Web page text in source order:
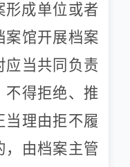
成单位或者
案馆开展档案
应当共同负责
不得拒绝、推
当理由拒不履
，由档案主管